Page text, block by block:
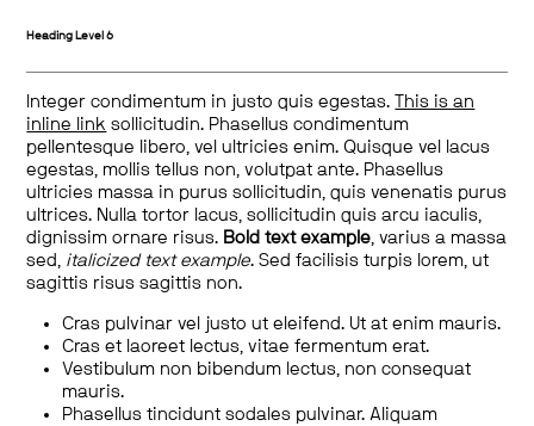
Heading Level 6
Integer condimentum in justo quis egestas.
This is an
inline link sollicitudin. Phasellus condimentum
pellentesque libero, vel ultricies enim. Quisque vel lacus
egestas, mollis tellus non, volutpat ante. Phasellus
ultricies massa in purus sollicitudin, quis venenatis purus
ultrices. Nulla tortor lacus, sollicitudin quis arcu iaculis,
dignissim ornare risus. Bold text example, varius a massa
sed, italicized text example. Sed facilisis turpis lorem, ut
sagittis risus sagittis non.
Cras pulvinar vel justo ut eleifend. Ut at enim mauris.
Cras et laoreet lectus, vitae fermentum erat.
Vestibulum non bibendum lectus, non consequat
mauris.
Phasellus tincidunt sodales pulvinar. Aliquam